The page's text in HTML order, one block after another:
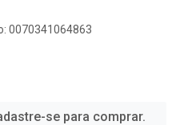
0070341064863
se para comprar.